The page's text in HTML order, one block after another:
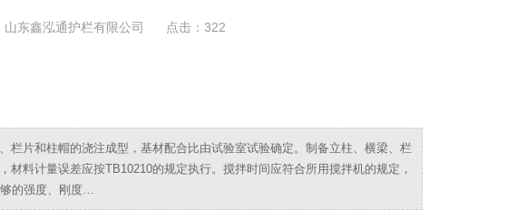
山东鑫泓通护栏有限公司 点击： 322
片和柱帽的浇注成型，基材配合比由试验室试验确定。制备立柱、横梁、栏
料计量误差应按TB10210的规定执行。搅拌时间应符合所用搅拌机的规定，
的强度、刚度…